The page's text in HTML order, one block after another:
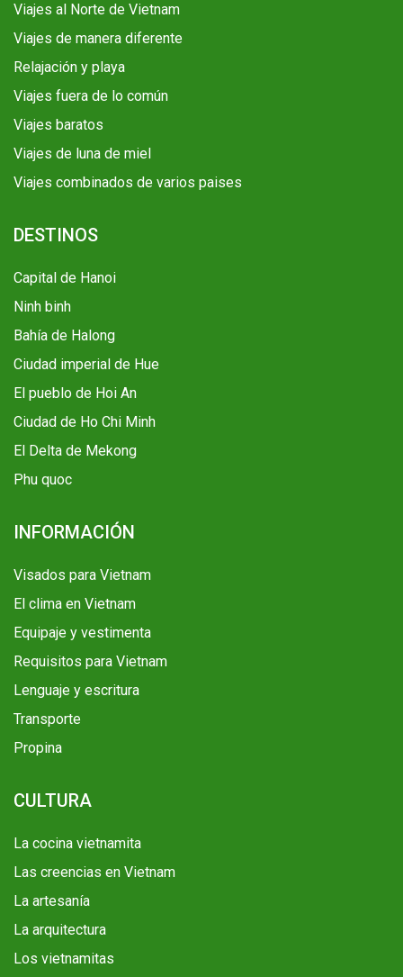
Viajes al Norte de Vietnam
Viajes de manera diferente
Relajación y playa
Viajes fuera de lo común
Viajes baratos
Viajes de luna de miel
Viajes combinados de varios paises
DESTINOS
Capital de Hanoi
Ninh binh
Bahía de Halong
Ciudad imperial de Hue
El pueblo de Hoi An
Ciudad de Ho Chi Minh
El Delta de Mekong
Phu quoc
INFORMACIÓN
Visados para Vietnam
El clima en Vietnam
Equipaje y vestimenta
Requisitos para Vietnam
Lenguaje y escritura
Transporte
Propina
CULTURA
La cocina vietnamita
Las creencias en Vietnam
La artesanía
La arquitectura
Los vietnamitas